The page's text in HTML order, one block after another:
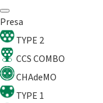
Presa
TYPE 2
CCS COMBO
CHAdeMO
TYPE 1